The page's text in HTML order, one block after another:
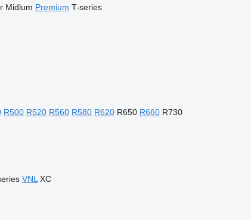
Midlum Premium T-series
R500 R520 R560 R580 R620 R650 R660 R730
VNL XC